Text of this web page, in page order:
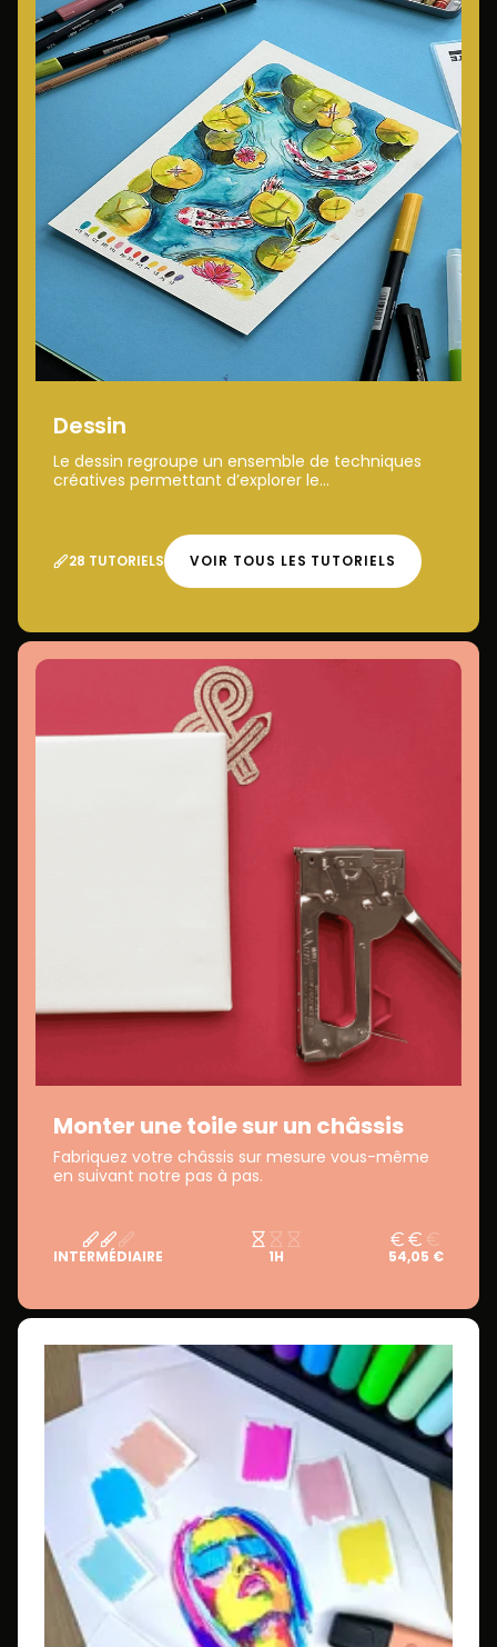
Dessin
Le dessin regroupe un ensemble de techniques
créatives permettant d’explorer le...
28 TUTORIELS VOIR TOUS LES TUTORIELS
Monter une toile sur un châssis
Fabriquez votre châssis sur mesure vous-même
en suivant notre pas à pas.
INTERMÉDIAIRE 1H 54,05 €